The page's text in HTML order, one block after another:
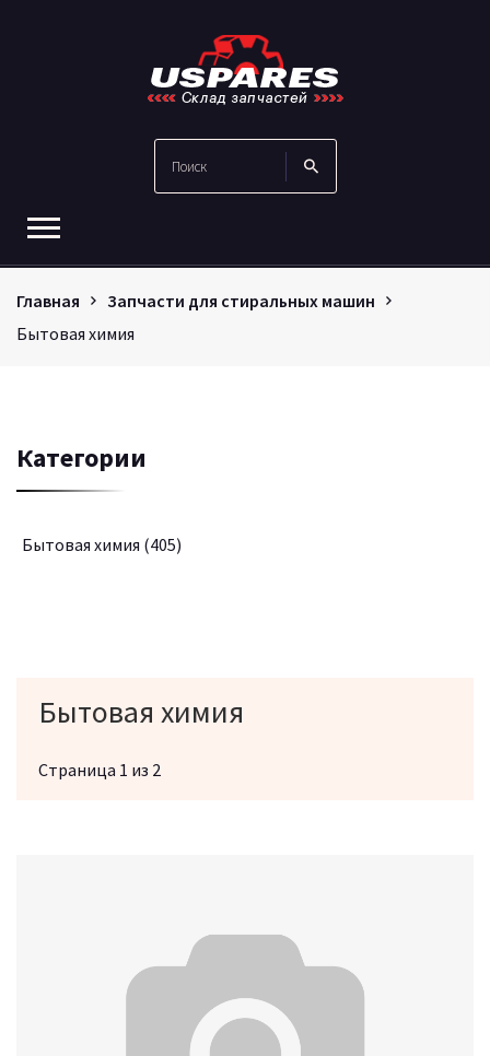
Главная
Запчасти для стиральных машин
Бытовая химия
Категории
Бытовая химия (405)
Бытовая химия
Страница 1 из 2